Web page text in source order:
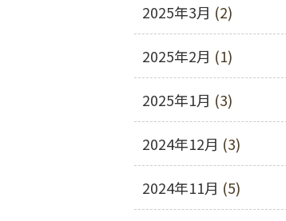
2025年3月 (2)
2025年2月 (1)
2025年1月 (3)
2024年12月 (3)
2024年11月 (5)